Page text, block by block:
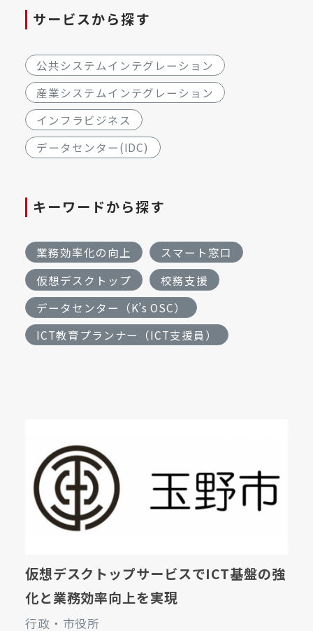
サービスから探す
公共システムインテグレーション
産業システムインテグレーション
インフラビジネス
データセンター(IDC)
キーワードから探す
業務効率化の向上
スマート窓口
仮想デスクトップ
校務支援
データセンター（K’s OSC）
ICT教育プランナー（ICT支援員）
仮想デスクトップサービスでICT基盤の強
化と業務効率向上を実現
行政・市役所